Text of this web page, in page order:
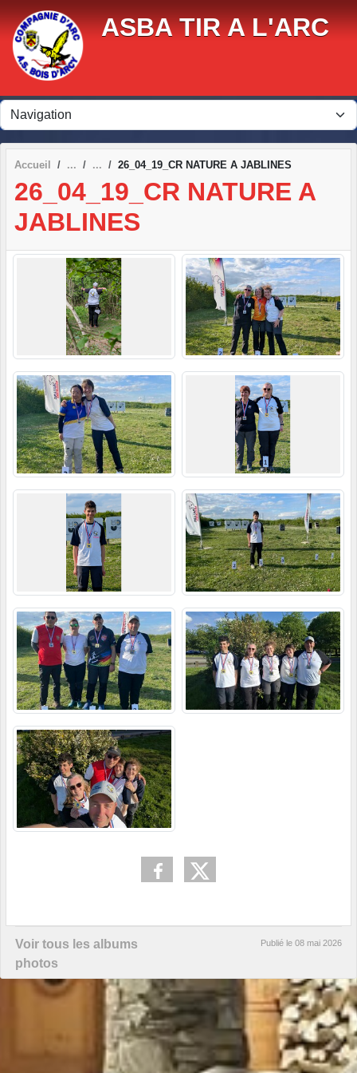
ASBA TIR A L'ARC
Accueil 26_04_19_CR NATURE A JABLINES
26_04_19_CR NATURE A
JABLINES
Voir tous les albums
photos
Publié le 08 mai 2026
Panneau de gestion des cookies